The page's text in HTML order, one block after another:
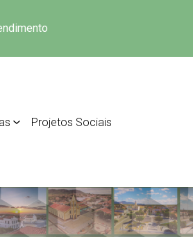
Projetos Sociais